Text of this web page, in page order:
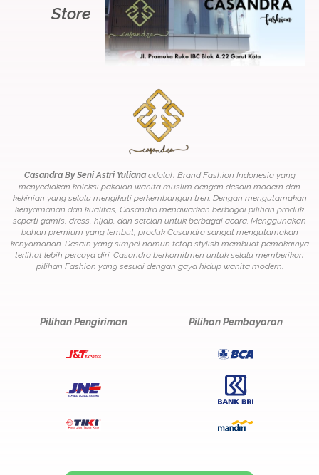
Store
Casandra By Seni Astri Yulianaadalah Brand Fashion Indonesia yang
menyediakan koleksi pakaian wanita muslim dengan desain modern dan
kekinian yang selalu mengikuti perkembangan tren. Dengan mengutamakan
kenyamanan dan kualitas, Casandra menawarkan berbagai pilihan produk
seperti gamis, dress, hijab, dan setelan untuk berbagai acara. Menggunakan
bahan premium yang lembut, produk Casandra sangat mengutamakan
kenyamanan. Desain yang simpel namun tetap stylish membuat pemakainya
terlihat lebih percaya diri. Casandra berkomitmen untuk selalu memberikan
pilihan Fashion yang sesuai dengan gaya hidup wanita modern.
Pilihan Pengiriman Pilihan Pembayaran